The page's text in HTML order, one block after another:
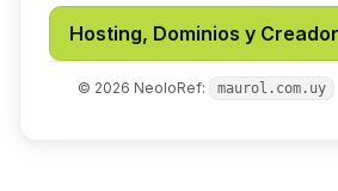
Hosting, Dominios y
© 2026 NeoloRef: maurol.com.uy